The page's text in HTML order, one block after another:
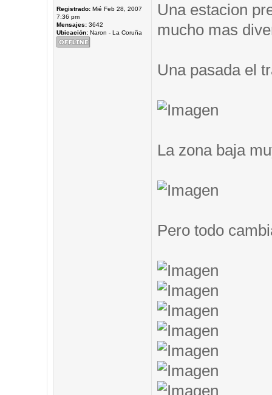
Registrado:Mié Feb 28, 2007
7:36 pm
Mensajes:3642
Ubicación:Naron - La Coruña
Una estacion
mucho mas
Una pasada el
La zona baja
Pero todo